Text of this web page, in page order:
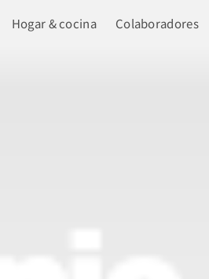
Hogar & cocina Colaboradores